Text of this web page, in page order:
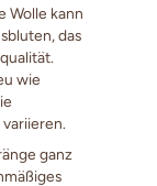
Wolle kann
das
wie
ganz